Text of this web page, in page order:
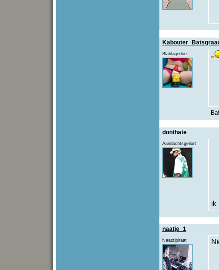
Blablagedoe
donthate
Aandachtsgeilurt
ik
naatje_1
Naatzipiraat